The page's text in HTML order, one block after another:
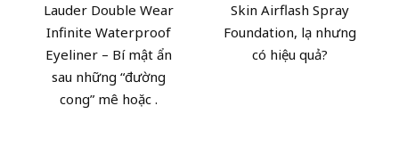
Lauder Double Wear
Infinite Waterproof
Eyeliner – Bí mật ẩn
sau những “đường
cong” mê hoặc .
Skin Airflash Spray
Foundation, lạ nhưng
có hiệu quả?